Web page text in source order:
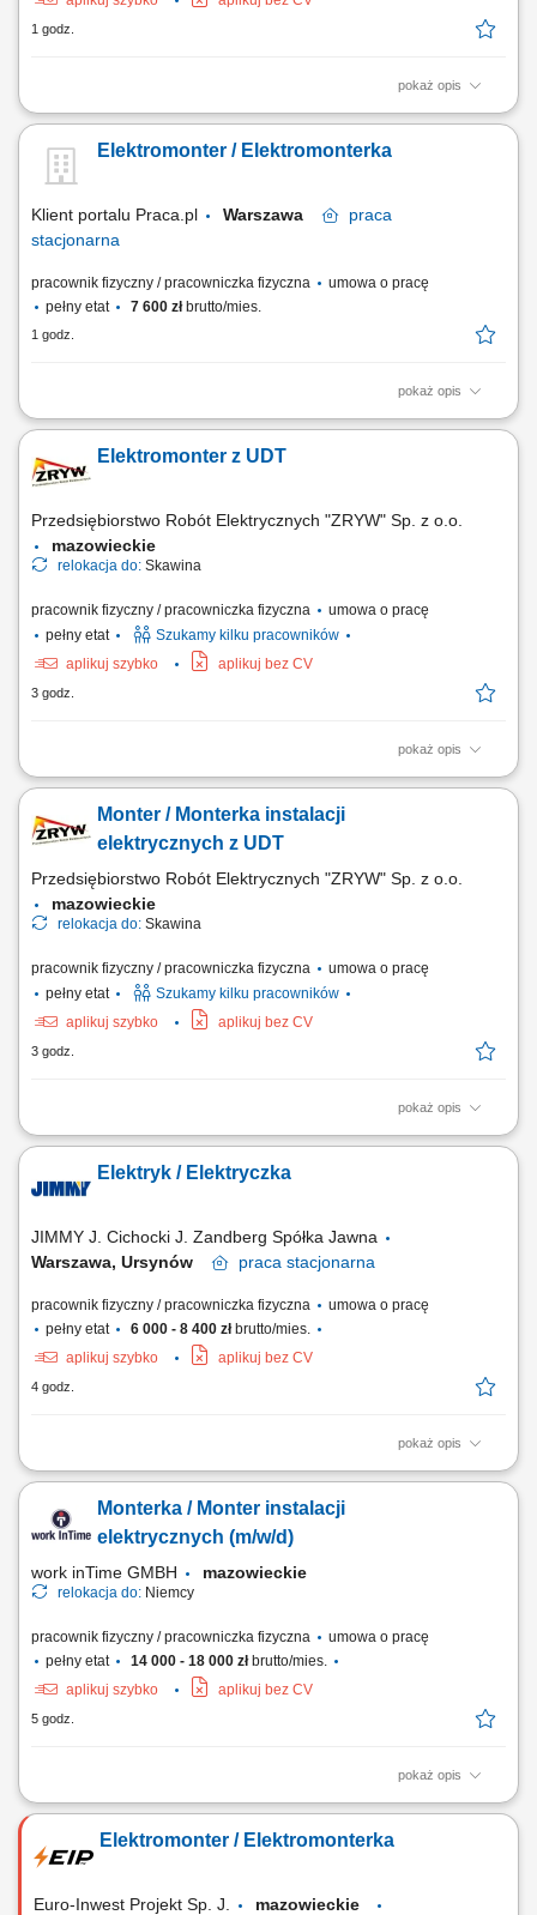
1 godz.
pokaż opis
Obowiązki: Montaż instalacji elektrycznych w różnych typach obiektów:
Wykonywanie pomiarów elektrycznych.
Elektromonter / Elektromonterka
Klient portalu Praca.pl Warszawa
praca
stacjonarna
pracownik fizyczny / pracowniczka fizyczna
umowa o pracę
pełny etat
7 600 złbrutto/mies.
1 godz.
pokaż opis
Przeprowadzanie pomiarów instalacji i urządzeń elektroenergetycznych
elektroenergetycznych; Naprawa oraz konserwacja urządzeń
elektroenergetycznych, w tym podległych pod UDT; Montaż nowych
Elektromonter z UDT
Przedsiębiorstwo Robót Elektrycznych "ZRYW" Sp. z o.o.
mazowieckie
relokacja do: Skawina
pracownik fizyczny / pracowniczka fizyczna
umowa o pracę
pełny etat
Szukamy kilku pracowników
aplikuj szybko
aplikuj bez CV
3 godz.
pokaż opis
montaż instalacji elektrycznych
Monter / Monterka instalacji
elektrycznych z UDT
Przedsiębiorstwo Robót Elektrycznych "ZRYW" Sp. z o.o.
mazowieckie
relokacja do: Skawina
pracownik fizyczny / pracowniczka fizyczna
umowa o pracę
pełny etat
Szukamy kilku pracowników
aplikuj szybko
aplikuj bez CV
3 godz.
pokaż opis
Wykonywanie montażu i serwisu instalacji elektrycznych na obiektach
projektem. Współpraca z brygadzistą i pozostałymi członkami zespołu.
Elektryk / Elektryczka
JIMMY J. Cichocki J. Zandberg Spółka Jawna
Warszawa, Ursynów
praca stacjonarna
pracownik fizyczny / pracowniczka fizyczna
umowa o pracę
pełny etat
6 000 - 8 400 złbrutto/mies.
aplikuj szybko
aplikuj bez CV
4 godz.
pokaż opis
Opis stanowiska: Budowa oraz konserwacja sieci oświetlenia ulicznego.
ościenne (praca bez delegacji).
Monterka / Monter instalacji
elektrycznych (m/w/d)
work inTime GMBH mazowieckie
relokacja do: Niemcy
pracownik fizyczny / pracowniczka fizyczna
umowa o pracę
pełny etat
14 000 - 18 000 złbrutto/mies.
aplikuj szybko
aplikuj bez CV
5 godz.
pokaż opis
Zakres obowiązków: Wykonywanie instalacji elektrycznych w obiektach
starych instalacji. Montaż i podłączanie szaf sterowniczych. Realizacja
prostych prac montażowych. Praca w zespole polsko-niemieckim.
Elektromonter / Elektromonterka
Euro-Inwest Projekt Sp. J.
mazowieckie